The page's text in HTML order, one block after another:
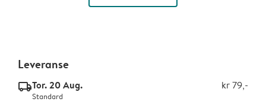
Leveranse
delivery_standard_v2Tor. 20 Aug. kr 79,-
Standard